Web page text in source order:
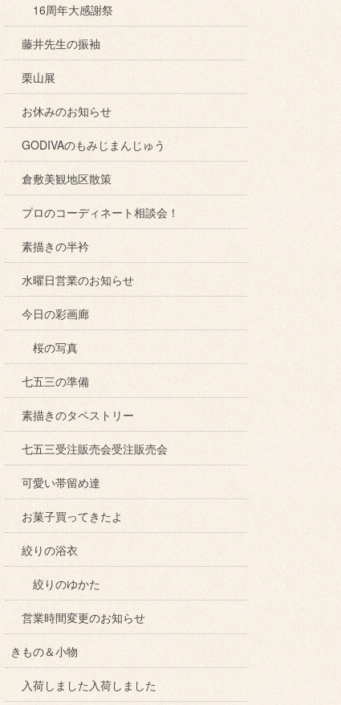
16周年大感謝祭
藤井先生の振袖
栗山展
お休みのお知らせ
GODIVAのもみじまんじゅう
倉敷美観地区散策
プロのコーディネート相談会！
素描きの半衿
水曜日営業のお知らせ
今日の彩画廊
桜の写真
七五三の準備
素描きのタペストリー
七五三受注販売会受注販売会
可愛い帯留め達
お菓子買ってきたよ
絞りの浴衣
絞りのゆかた
営業時間変更のお知らせ
きもの＆小物
入荷しました入荷しました